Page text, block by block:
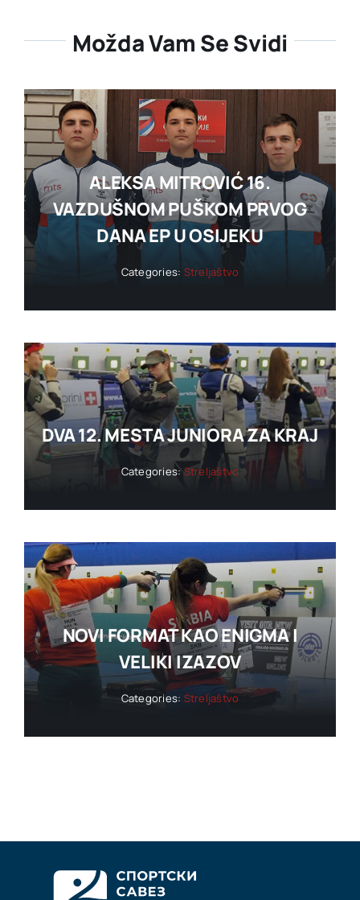
Možda Vam Se Svidi
ALEKSA MITROVIĆ 16.
VAZDUŠNOM PUŠKOM PRVOG
DANA EP U OSIJEKU
Categories: Streljaštvo
DVA 12. MESTA JUNIORA ZA KRAJ
Categories: Streljaštvo
NOVI FORMAT KAO ENIGMA I
VELIKI IZAZOV
Categories: Streljaštvo